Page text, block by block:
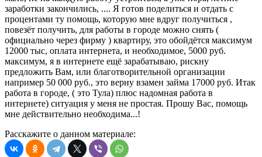
заработки закончились, .... Я готов поделиться и отдать с
процентами ту помощь, которую мне вдруг получиться ,
повезёт получить, для работы в городе можно снять (
официально через фирму ) квартиру, это обойдётся максимум
12000 тыс, оплата интернета, и необходимое, 5000 руб.
максимум, я в интернете ещё зарабатываю, рискну
предложить Вам, или благотворительной организации
например 50 000 руб., это верну взамен займа 17000 руб. Итак
работа в городе, ( это Тула) плюс надомная работа в
интернете) ситуация у меня не простая. Прошу Вас, помощь
мне действительно необходима...!
Расскажите о данном материале: